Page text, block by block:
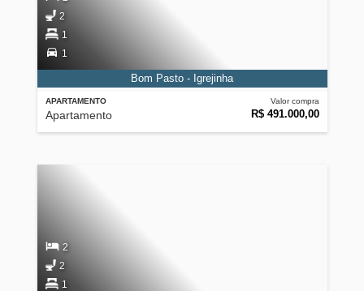
APARTAMENTO
Apartamento
Valor compra
R$ 491.000,00
2
1
1
Bom Pasto - Igrejinha
2
2
1